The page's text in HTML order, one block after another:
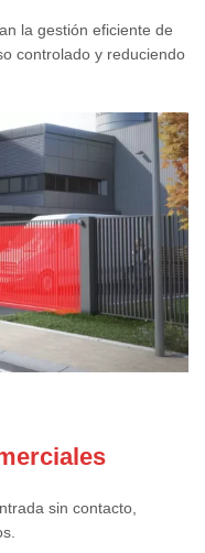
la gestión eficiente de
controlado y reduciendo
sin contacto,